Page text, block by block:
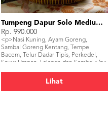
Tumpeng Dapur Solo Medium (25 pax)
Rp. 990.000
<p>Nasi Kuning, Ayam Goreng,
Sambal Goreng Kentang, Tempe
Bacem, Telur Dadar Tipis, Perkedel,
Sayur Urapan, Lalapan dan Sambal</p>
Lihat